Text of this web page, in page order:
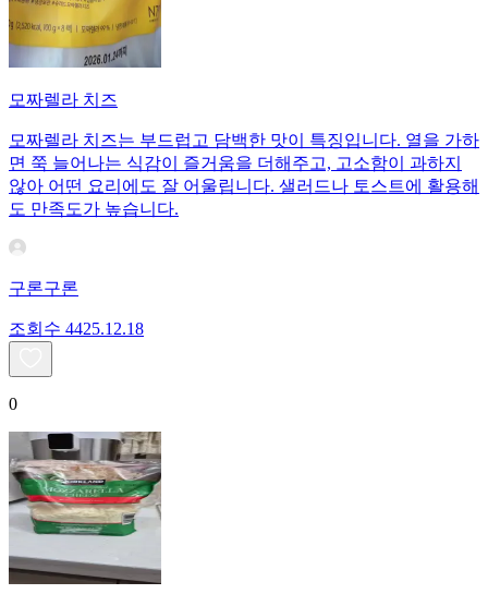
모짜렐라 치즈
모짜렐라 치즈는 부드럽고 담백한 맛이 특징입니다. 열을 가하
면 쭉 늘어나는 식감이 즐거움을 더해주고, 고소함이 과하지
않아 어떤 요리에도 잘 어울립니다. 샐러드나 토스트에 활용해
도 만족도가 높습니다.
구론구론
조회수 4425.12.18
0